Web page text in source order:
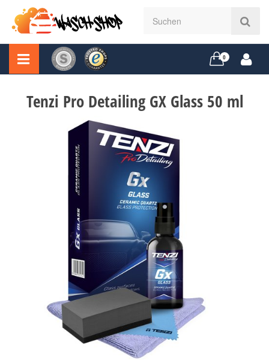
0
Tenzi Pro Detailing GX Glass 50 ml